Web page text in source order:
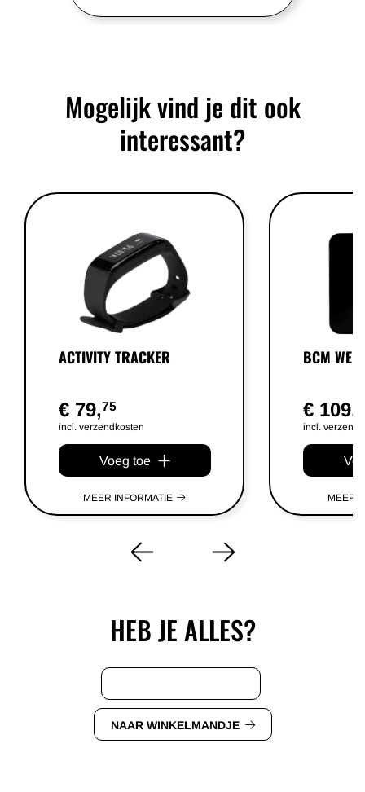
Mogelijk vind je dit ook
interessant?
ACTIVITY TRACKER
€ 79,75
incl. verzendkosten
Voeg toe
MEER INFORMATIE
BCM
€ 109,
incl.
MEER
HEB JE ALLES?
NAAR WINKELMANDJE